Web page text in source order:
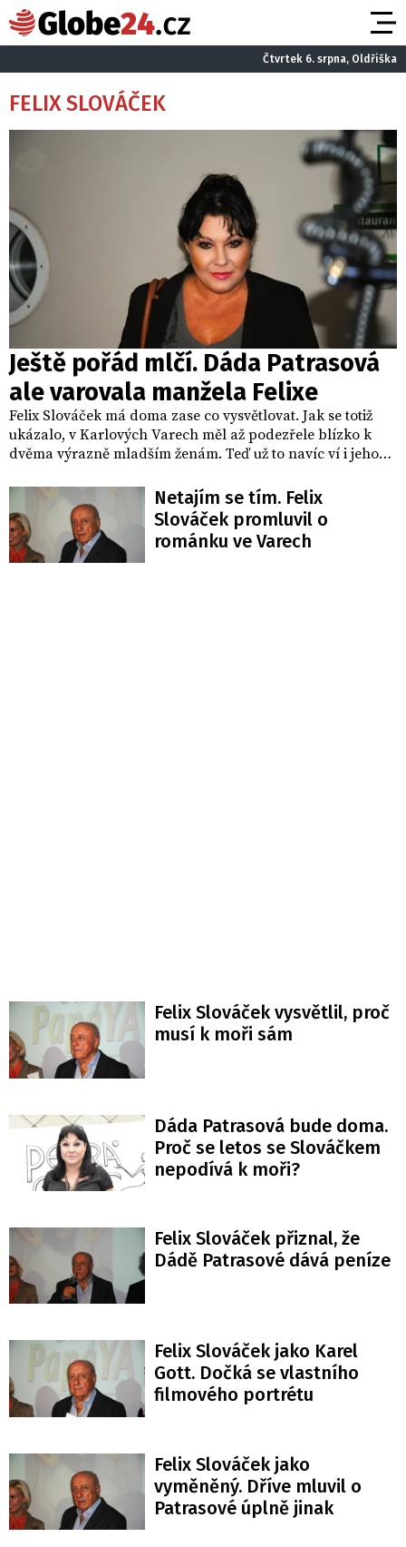
Čtvrtek 6. srpna, Oldřiška
FELIX SLOVÁČEK
Ještě pořád mlčí. Dáda Patrasová
ale varovala manžela Felixe
Felix Slováček má doma zase co vysvětlovat. Jak se totiž
ukázalo, v Karlových Varech měl až podezřele blízko k
dvěma výrazně mladším ženám. Teď už to navíc ví i jeho
festivalu reagovala? Netajím se tím. Felix
Slováček promluvil o
románku ve Varech
Felix Slováček vysvětlil, proč
musí k moři sám
Dáda Patrasová bude doma.
Proč se letos se Slováčkem
nepodívá k moři?
Felix Slováček přiznal, že
Dádě Patrasové dává peníze
Felix Slováček jako Karel
Gott. Dočká se vlastního
filmového portrétu
Felix Slováček jako
vyměněný. Dříve mluvil o
Patrasové úplně jinak